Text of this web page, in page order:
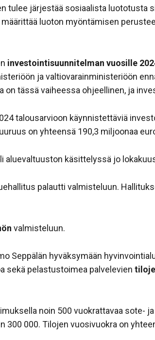
tulee järjestää sosiaalista luototusta
luoton myöntämisen
investointisuunnitelman vuosille
ja valtiovarainministeriöön
tässä vaiheessa ohjeellinen, ja
talousarvioon käynnistettäviä
on yhteensä 190,3 miljoonaa
aluevaltuuston käsittelyssä jo
palautti valmisteluun.
valmisteluun.
Seppälän hyväksymään
sekä pelastustoimea palvelevien
noin 500 vuokrattavaa sote-
300 000. Tilojen vuosivuokra on